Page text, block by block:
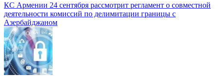
КС Армении 24 сентября рассмотрит регламент о совместной
деятельности комиссий по делимитации границы с
Азербайджаном